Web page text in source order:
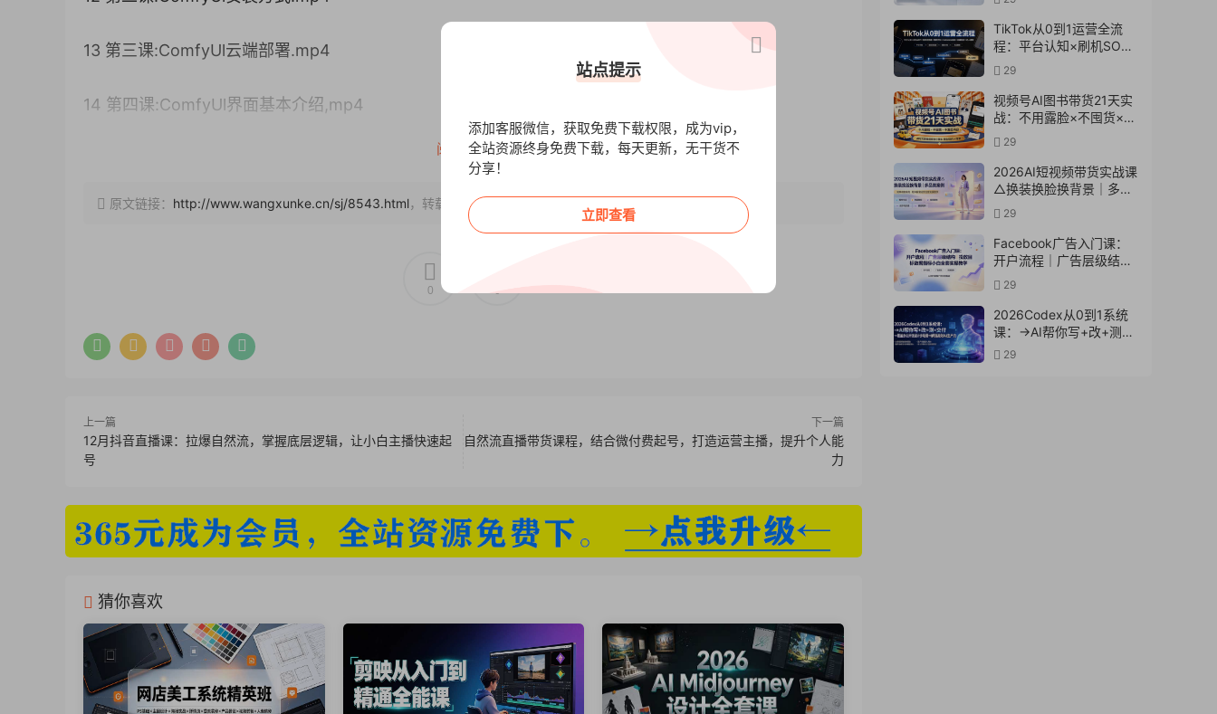
13 第三课:ComfyUl云端部署.mp4
14 第四课:ComfyUl界面基本介绍,mp4
16 第六课:ComfyUlSD15文生图工作流搭建,mp4
17 第七课:ComfyUlSDXL文生图工作流搭建,mp4
20 第十课:ComfyUISDXL同部修改三种方法上.mp4
22 第十二课:ComfyUlSDXLlora基础搭建.mp4
23 第十三课:ComfyUlSDXL放大图片 .mp4
24 第十四课:ComfyUISDXL放大图片20版本,mp4
25 第十五课:ComfyUISDXL线稿控制工作流,mp4
阅读全文
原文链接： http://www.wangxunke.cn/sj/8543.html，转载请注明出处~~~
0
上一篇
12月抖音直播课：拉爆自然流，掌握底层逻辑，让小白主播快速起
号
下一篇
自然流直播带货课程，结合微付费起号，打造运营主播，提升个人能
力
猜你喜欢
实操教学
TikTok从0到1运营全流
程：平台认知×刷机SOP×
指纹浏览器×爆款对标
×Kalodata选品×店铺后台
×达人建联
29
视频号AI图书带货21天实
战：不用露脸×不囤货×不
发愁内容，AI写文案做视
频挂小黄车，佣金
50%+爆单
29
2026AI短视频带货实战课
△换装换脸换背景｜多品
类案例｜矩阵橱窗运营全
套实操教学
29
Facebook广告入门课：
开户流程｜广告层级结构
｜投放目标数据指标小白
全套实操教学
29
2026Codex从0到1系统
课：→AI帮你写+改+测
+交付→覆盖办公开发设
29
站点提示
添加客服微信，获取免费下载权限，成为vip，
全站资源终身免费下载，每天更新，无干货不
分享！
立即查看